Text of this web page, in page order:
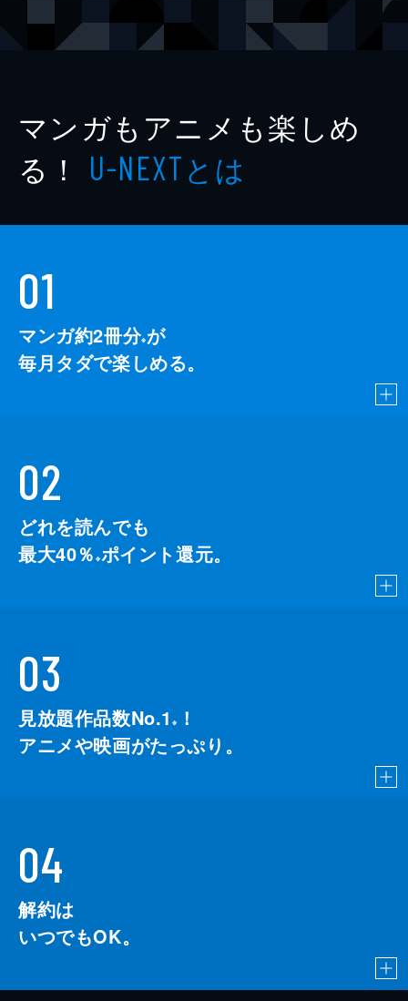
マンガもアニメも楽しめ
る！ U-NEXTとは
01
マンガ約2冊分※が
毎月タダで楽しめる。
02
どれを読んでも
最大40％ ※ポイント還元。
03
見放題作品数No.1 ※
！
アニメや映画がたっぷり。
04
解約は
いつでもOK。